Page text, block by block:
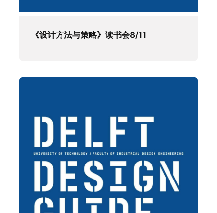
《设计方法与策略》读书会8/11